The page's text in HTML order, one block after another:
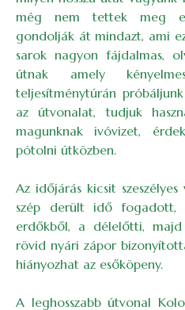
még nem tettek meg
gondolják át mindazt, ami
sarok nagyon fájdalmas,
útnak amely
teljesítménytúrán
az útvonalat, tudjuk
magunknak ivóvizet,
pótolni útközben.
Az időjárás kicsit
szép derült idő
erdőkből, a délelőtti,
rövid nyári zápor
hiányozhat az esőköpeny.
A leghosszabb útvonal